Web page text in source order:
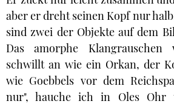
aber er dreht seinen Kopf nur
sind zwei der Objekte auf dem
Das amorphe
schwillt an wie ein Orkan, der
wie Goebbels vor dem
nur", hauche ich in Oles Ohr